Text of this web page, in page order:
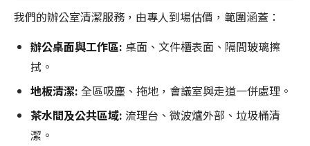
我們的辦公室清潔服務，由專人到場估價，範圍涵蓋：
辦公桌面與工作區: 桌面、文件櫃表面、隔間玻璃擦
拭。
地板清潔: 全區吸塵、拖地，會議室與走道一併處理。
茶水間及公共區域: 流理台、微波爐外部、垃圾桶清
潔。